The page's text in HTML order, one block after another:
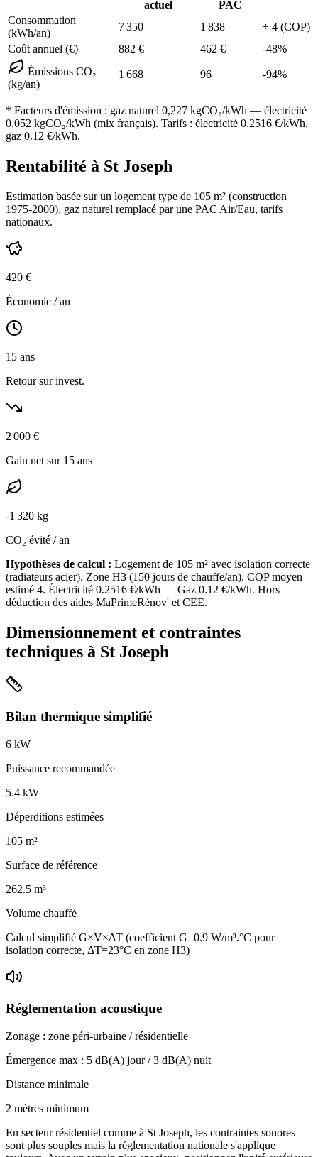
actuel
PAC
Consommation
(kWh/an)
7 350 1 838 ÷ 4 (COP)
Coût annuel (€)
882 € 462 € -48%
Émissions CO₂
(kg/an)
1 668 96 -94%
* Facteurs d'émission : gaz naturel 0,227 kgCO₂/kWh — électricité
0,052 kgCO₂/kWh (mix français). Tarifs : électricité 0.2516 €/kWh,
gaz 0.12 €/kWh.
Rentabilité à St Joseph
Estimation basée sur un logement type de 105 m² (construction
1975-2000), gaz naturel remplacé par une PAC Air/Eau, tarifs
nationaux.
420 €
Économie / an
15 ans
Retour sur invest.
2 000 €
Gain net sur 15 ans
-1 320 kg
CO₂ évité / an
Hypothèses de calcul : Logement de 105 m² avec isolation correcte
(radiateurs acier). Zone H3 (150 jours de chauffe/an). COP moyen
estimé 4. Électricité 0.2516 €/kWh — Gaz 0.12 €/kWh. Hors
déduction des aides MaPrimeRénov' et CEE.
Dimensionnement et contraintes
techniques à St Joseph
Bilan thermique simplifié
6 kW
Puissance recommandée
5.4 kW
Déperditions estimées
105 m²
Surface de référence
262.5 m³
Volume chauffé
Calcul simplifié G×V×ΔT (coefficient G=0.9 W/m³.°C pour
isolation correcte, ΔT=23°C en zone H3)
Réglementation acoustique
Zonage : zone péri-urbaine / résidentielle
Émergence max : 5 dB(A) jour /3 dB(A) nuit
Distance minimale
2 mètres minimum
En secteur résidentiel comme à St Joseph, les contraintes sonores
sont plus souples mais la réglementation nationale s'applique